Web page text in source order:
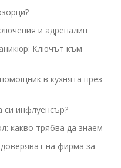
и адреналин
Ключът към
в кухнята през
си инфлуенсър?
какво трябва да знаем
на фирма за